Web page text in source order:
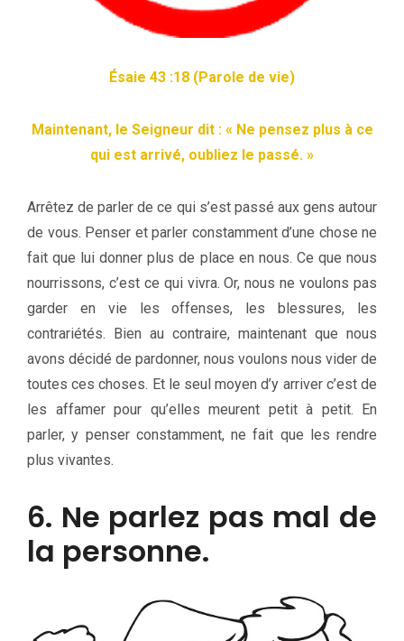
Ésaie 43 :18 (Parole de vie)
Maintenant, le Seigneur dit : « Ne pensez plus à ce
qui est arrivé, oubliez le passé. »
Arrêtez de parler de ce qui s’est passé aux gens autour
de vous. Penser et parler constamment d’une chose ne
fait que lui donner plus de place en nous. Ce que nous
nourrissons, c’est ce qui vivra. Or, nous ne voulons pas
garder en vie les offenses, les blessures, les
contrariétés. Bien au contraire, maintenant que nous
avons décidé de pardonner, nous voulons nous vider de
toutes ces choses. Et le seul moyen d’y arriver c’est de
les affamer pour qu’elles meurent petit à petit. En
parler, y penser constamment, ne fait que les rendre
plus vivantes.
6. Ne parlez pas mal de
la personne.